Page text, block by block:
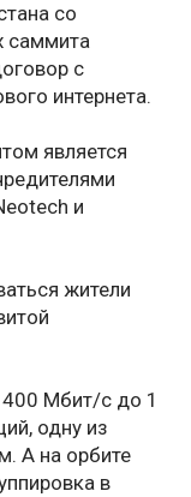
со
саммита
с
интернета.
является
и
жители
400 Мбит/с до 1
одну из
А на орбите
в